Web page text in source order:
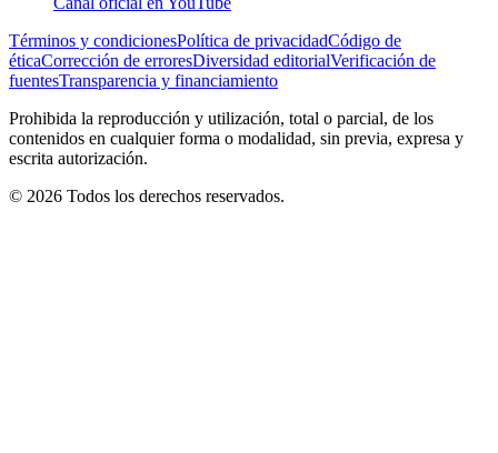
Términos y condicionesPolítica de privacidadCódigo de
éticaCorrección de erroresDiversidad editorialVerificación de
fuentesTransparencia y financiamiento
Prohibida la reproducción y utilización, total o parcial, de los
contenidos en cualquier forma o modalidad, sin previa, expresa y
escrita autorización.
© 2026 Todos los derechos reservados.